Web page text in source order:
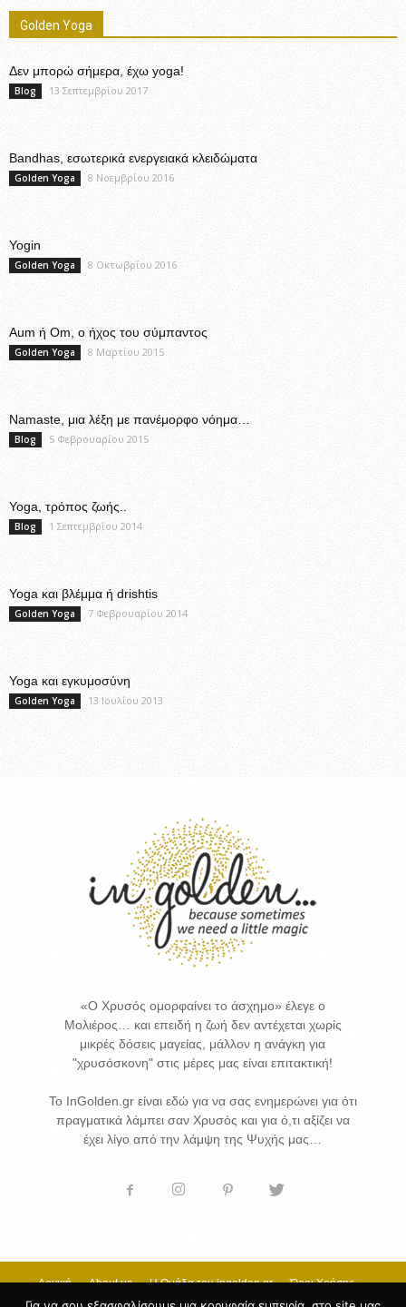
Golden Yoga
Δεν μπορώ σήμερα, έχω yoga!
Blog 13 Σεπτεμβρίου 2017
Bandhas, εσωτερικά ενεργειακά κλειδώματα
Golden Yoga 8 Νοεμβρίου 2016
Yogin
Golden Yoga 8 Οκτωβρίου 2016
Aum ή Om, ο ήχος του σύμπαντος
Golden Yoga 8 Μαρτίου 2015
Namaste, μια λέξη με πανέμορφο νόημα…
Blog 5 Φεβρουαρίου 2015
Yoga, τρόπος ζωής..
Blog 1 Σεπτεμβρίου 2014
Yoga και βλέμμα ή drishtis
Golden Yoga 7 Φεβρουαρίου 2014
Yoga και εγκυμοσύνη
Golden Yoga 13 Ιουλίου 2013
«Ο Χρυσός ομορφαίνει το άσχημο» έλεγε ο
Μολιέρος… και επειδή η ζωή δεν αντέχεται χωρίς
μικρές δόσεις μαγείας, μάλλον η ανάγκη για
"χρυσόσκονη" στις μέρες μας είναι επιτακτική!
Το InGolden.gr είναι εδώ για να σας ενημερώνει για ότι
πραγματικά λάμπει σαν Χρυσός και για ό,τι αξίζει να
έχει λίγο από την λάμψη της Ψυχής μας…
Αρχική About us H Ομάδα του ingolden.gr
Όροι Χρήσης
Επικοινωνία